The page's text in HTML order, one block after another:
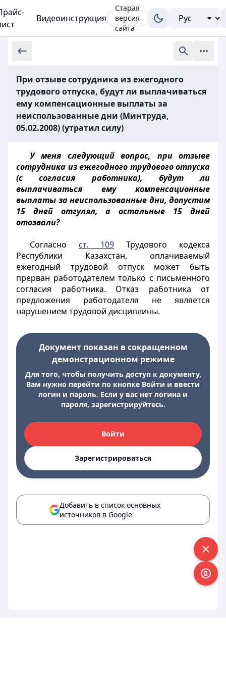
Видеоинструкция
Старая
версия
сайта
При отзыве сотрудника из ежегодного
трудового отпуска, будут ли выплачиваться
ему компенсационные выплаты за
неиспользованные дни (Минтруда,
05.02.2008) (утратил силу)
У меня следующий вопрос, при отзыве
сотрудника из ежегодного трудового отпуска
(с согласия работника), будут ли
выплачиваться ему компенсационные
выплаты за неиспользованные дни, допустим
15 дней отгулял, а остальные 15 дней
отозвали?
Согласно ст. 109Трудового кодекса
Республики Казахстан, оплачиваемый
ежегодный трудовой отпуск может быть
прерван работодателем только с письменного
согласия работника. Отказ работника от
предложения работодателя не является
нарушением трудовой дисциплины.
Документ показан в сокращенном
демонстрационном режиме
Для того, чтобы получить доступ к документу,
Вам нужно перейти по кнопке Войти и ввести
логин и пароль. Если у вас нет логина и
пароля, зарегистрируйтесь.
Войти
Зарегистрироваться
Добавить в список основных
источников в Google